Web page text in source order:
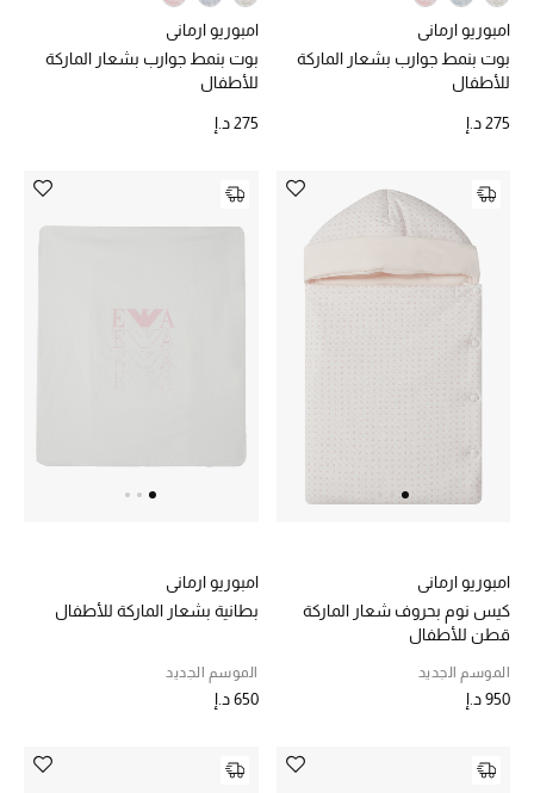
عرض جميع المنتجات
خصومات
الهدايا
الموسم الجديد
ما وصلنا حديثاً
ركن أناقة المنتجعات
حصريًا عبر الإنترنت
دليل مستلزمات الرجال
جميع الملابس الرجالية
الأحذية الرجالية
جميع الإكسسورات الرجالية
حقائب رجالية
امبوريو ارماني
بوت بنمط جوارب بشعار الماركة
للأطفال
275 د.إ
امبوريو ارماني
بوت بنمط جوارب بشعار الماركة
للأطفال
275 د.إ
امبوريو ارماني
كيس نوم بحروف شعار الماركة
قطن للأطفال
الموسم الجديد
950 د.إ
امبوريو ارماني
بطانية بشعار الماركة للأطفال
الموسم الجديد
650 د.إ